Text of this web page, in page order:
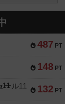
487 PT
148 PT
132 PT
ール11